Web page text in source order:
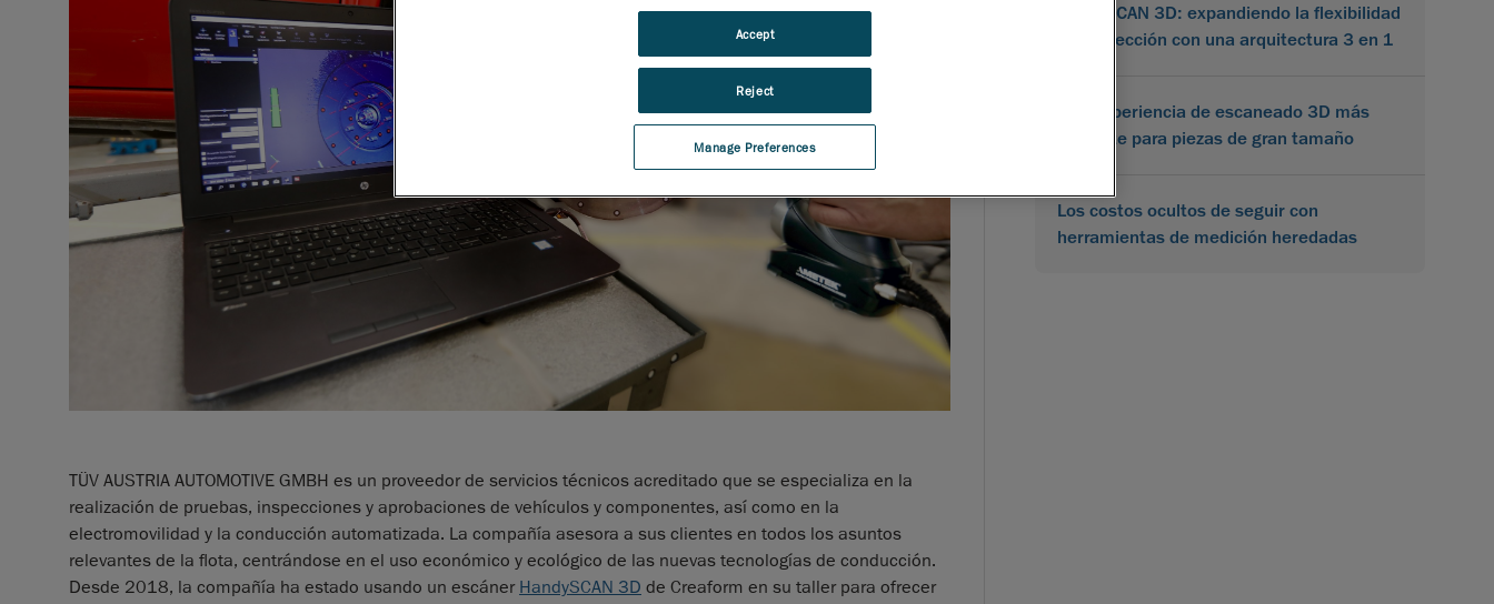
TÜV AUSTRIA AUTOMOTIVE GMBH es un proveedor de servicios técnicos acreditado que se especializa en la
realización de pruebas, inspecciones y aprobaciones de vehículos y componentes, así como en la
electromovilidad y la conducción automatizada. La compañía asesora a sus clientes en todos los asuntos
relevantes de la flota, centrándose en el uso económico y ecológico de las nuevas tecnologías de conducción.
Desde 2018, la compañía ha estado usando un escáner HandySCAN 3D de Creaform en su taller para ofrecer
MetraSCAN 3D: expandiendo la flexibilidad
en inspección con una arquitectura 3 en 1
Una experiencia de escaneado 3D más
eficiente para piezas de gran tamaño
Los costos ocultos de seguir con
herramientas de medición heredadas
Manage Preferences
Reject
Accept